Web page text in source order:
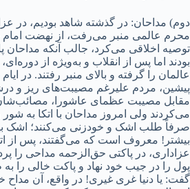
دوم) مداحان: در گذشته شاهد بودیم، در
محرم عالمی منبر می‌رفت، از نهضت
توصیه اخلاقی می‌کرد، جالب آنکه مداحان
بودند اما پس از انقلاب و به‌ویژه از
عالمان را گرفته و بالای منبر رفتند. در
پیشین، مردم علیرغم مصیبت‌های ریز و
مقابل مصیبت عظمای عاشورا،
می‌کردند ولی امروز مداحان با اتکا به
صرفاً طلب اشک و خودزنی می‌کنند؛ اشک
بیشتر! معروف است که می‌گفتند، پس از
عزاداری، در پاکتی حق‌الزحمه مداحی را
پول را در جیب خود نهاد و پاکت خالی را
گفت: یا دنیا غری غیری! در واقع، آن مداح